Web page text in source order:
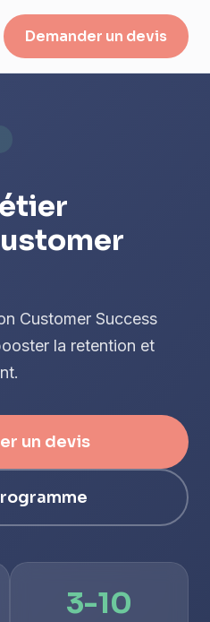
Demander un devis
Customer Success
la retention et
un devis
3-10